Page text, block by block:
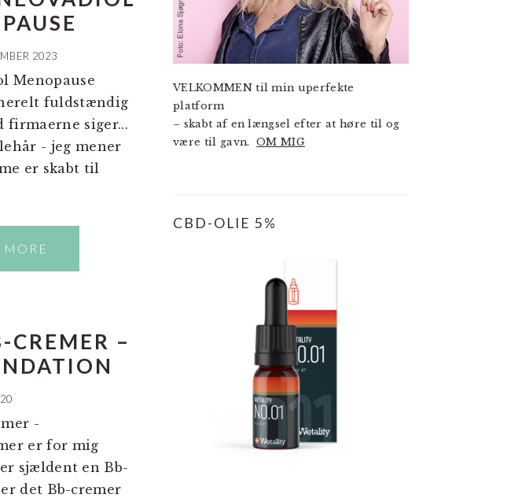
2023
Menopause
fuldstændig
firmaerne siger...
- jeg mener
er skabt til
MORE
CREMER –
-
er for mig
sjældent en Bb-
det Bb-cremer
VELKOMMEN til min uperfekte
platform
– skabt af en længsel efter at høre til og
være til gavn.OM MIG
CBD-OLIE 5%